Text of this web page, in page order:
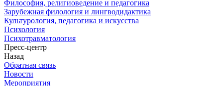
Философия, религиоведение и педагогика
Зарубежная филология и лингводидактика
Культурология, педагогика и искусства
Психология
Психотравматология
Пресс-центр
Назад
Обратная связь
Новости
Мероприятия